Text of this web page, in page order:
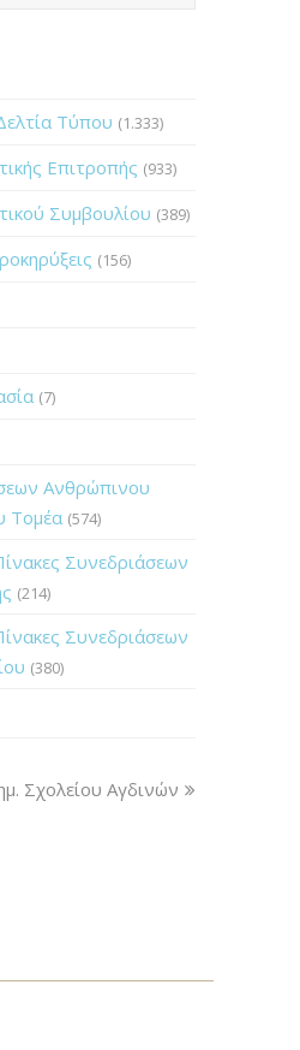
Τύπου (1.333)
Επιτροπής (933)
Συμβουλίου (389)
(156)
(7)
Ανθρώπινου
Τομέα (574)
Συνεδριάσεων
(214)
Συνεδριάσεων
(380)
Σχολείου Αγδινών